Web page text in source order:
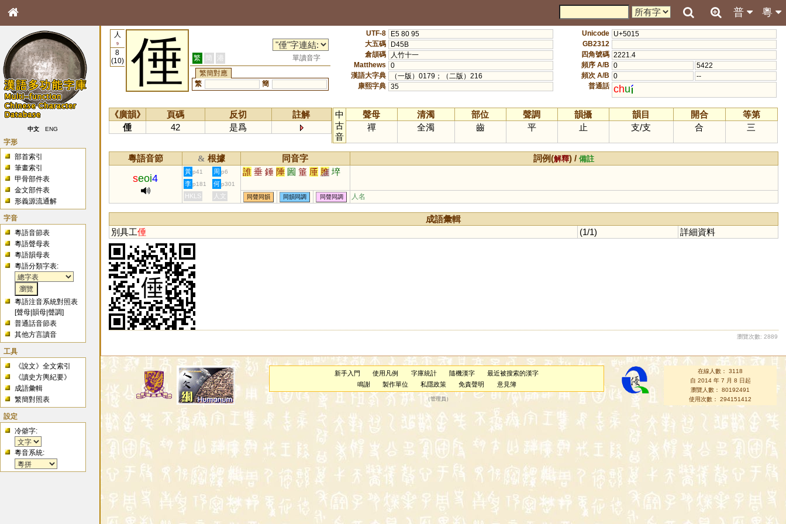
粵
普
中文 ENG
字形
部首索引
筆畫索引
甲骨部件表
金文部件表
形義源流通解
字音
粵語音節表
粵語聲母表
粵語韻母表
粵語分類字表:
粵語注音系統對照表
[聲母 |韻母 |聲調]
普通話音節表
其他方言讀音
工具
《說文》全文索引
《讀史方輿紀要》
成語彙輯
繁簡對照表
設定
冷僻字:
粵音系統:
人
9
8
(10)
倕 繁 簡 港
單讀音字
繁簡對應
繁
簡
UTF-8
E5 80 95
大五碼
D45B
倉頡碼
人竹十一
Matthews
0
漢語大字典
（一版）0179；（二版）216
康熙字典 35
Unicode U+5015
GB2312
四角號碼 2221.4
頻序 A/B 0
5422
頻次 A/B 0
--
普通話 chu
《廣韻》 頁碼 反切
註解
倕
42 是爲
中
古
音
聲母 清濁 部位 聲調 韻攝 韻目 開合
等第
禪
全濁 齒 平 止 支/支 合 三
粵語音節 & 根據 同音字 詞例(解釋) /備註
seoi4
黃 p41 周 p6 誰 垂 錘 陲 圌 箠 厜 脽 埣
李 p181 何 p301
HKLS 人文 同聲同韻 同韻同調 同聲同調 人名
成語彙輯
別具工倕 (1/1) 詳細資料
瀏覽次數: 2889
新手入門 使用凡例 字庫統計 隨機漢字
最近被搜索的漢字
鳴謝
製作單位 私隱政策 免責聲明 意見簿
（管理員 ）
在線人數： 3118
自 2014 年 7 月 8 日起
瀏覽人數： 80192491
使用次數： 294151412